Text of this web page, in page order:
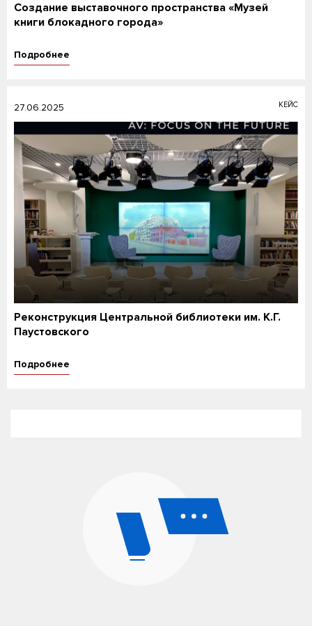
Создание выставочного пространства «Музей
книги блокадного города»
Подробнее
27.06.2025 КЕЙС
Реконструкция Центральной библиотеки им. К.Г.
Паустовского
Подробнее